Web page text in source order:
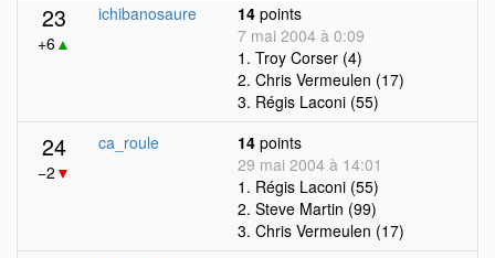
23
+6▲
ichibanosaure 14 points
7 mai 2004 à 0:09
1. Troy Corser (4)
2. Chris Vermeulen (17)
3. Régis Laconi (55)
24
−2 ▼
ca_roule 14 points
29 mai 2004 à 14:01
1. Régis Laconi (55)
2. Steve Martin (99)
3. Chris Vermeulen (17)